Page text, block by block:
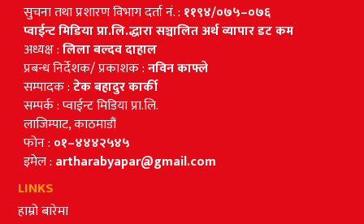
सुचना तथा प्रशारण विभाग दर्ता नं. : ११९४/०७५–०७६
प्वाईन्ट मिडिया प्रा.लि.द्धारा सञ्चालित अर्थ व्यापार डट कम
अध्यक्ष :लिला बल्दव दाहाल
प्रबन्ध निर्देशक/ प्रकाशक :नविन काफ्ले
सम्पादक :टेक बहादुर कार्की
सम्पर्क : प्वाईन्ट मिडिया प्रा.लि.
लाजिम्पाट, काठमाडौं
फोन : ०१–४४४२५४५
इमेल : artharabyapar@gmail.com
LINKS
हाम्रो बारेमा